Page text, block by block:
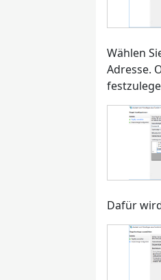
Wählen
Adresse.
Dafür